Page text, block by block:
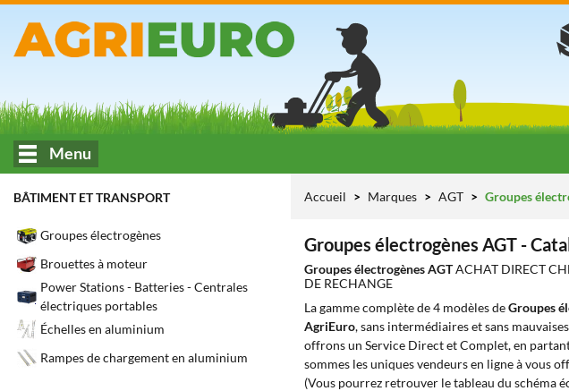
Menu
BÂTIMENT ET TRANSPORT
Groupes électrogènes
Brouettes à moteur
Power Stations - Batteries - Centrales
électriques portables
Échelles en aluminium
Rampes de chargement en aluminium
Accueil Marques AGT Groupes
Groupes électrogènes AGT -
Groupes électrogènes AGTACHAT DIRECT
DE RECHANGE
La gamme complète de 4 modèles deGroupes
AgriEuro, sans intermédiaires et sans
offrons un Service Direct et Complet, en partant
sommes les uniques vendeurs en ligne à vous
(Vous pourrez retrouver le tableau du schéma